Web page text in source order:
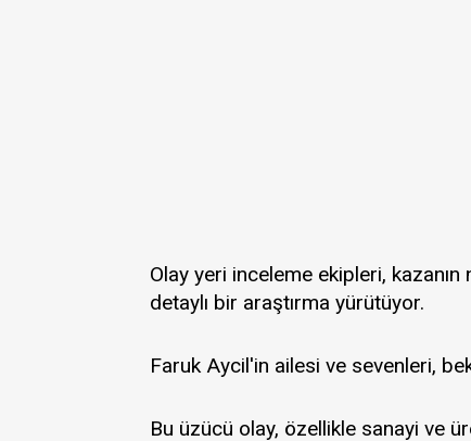
Olay yeri inceleme ekipleri,
detaylı bir araştırma yürütüyor.
Faruk Aycil'in ailesi ve sevenleri,
Bu üzücü olay, özellikle sanayi ve